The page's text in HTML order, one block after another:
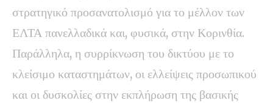
στρατηγικό προσανατολισμό για το μέλλον των
ΕΛΤΑ πανελλαδικά και, φυσικά, στην Κορινθία.
Παράλληλα, η συρρίκνωση του δικτύου με το
κλείσιμο καταστημάτων, οι ελλείψεις προσωπικού
και οι δυσκολίες στην εκπλήρωση της βασικής